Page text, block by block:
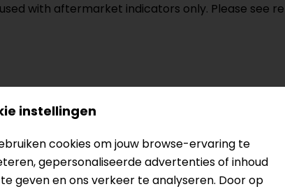
with aftermarket indicators only. Please see
Duke (2013 - 2016)
instellingen
cookies om jouw browse-ervaring te
gepersonaliseerde advertenties of inhoud
geven en ons verkeer te analyseren. Door op